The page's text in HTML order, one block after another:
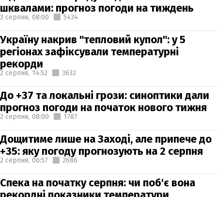
шквалами: прогноз погоди на тиждень
3 серпня, 08:00 5434
Україну накрив "тепловий купол": у 5
регіонах зафіксували температурні
рекорди
2 серпня, 14:52 3632
До +37 та локальні грози: синоптики дали
прогноз погоди на початок нового тижня
2 серпня, 08:00 1787
Дощитиме лише на Заході, але припече до
+35: яку погоду прогнозують на 2 серпня
2 серпня, 06:57 2686
Спека на початку серпня: чи поб'є вона